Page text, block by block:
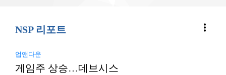
NSP 리포트 more_vert
업앤다운
게임주 상승…데브시스